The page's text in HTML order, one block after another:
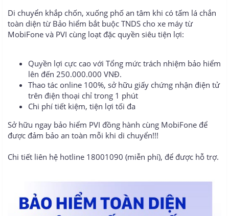
e
r
Di chuyển khắp chốn, xuống phố an tâm khi có tấm lá chắn
toàn diện từ Bảo hiểm bắt buộc TNDS cho xe máy từ
MobiFone và PVI cùng loạt đặc quyền siêu tiện lợi:
Quyền lợi cực cao với Tổng mức trách nhiệm bảo hiểm
lên đến 250.000.000 VNĐ.
Thao tác online 100%, sở hữu giấy chứng nhận điện tử
trên điện thoại chỉ trong 1 phút
Chi phí tiết kiệm, tiện lợi tối đa
Sở hữu ngay bảo hiểm PVI đồng hành cùng MobiFone để
được đảm bảo an toàn mỗi khi di chuyển!!!
Chi tiết liên hệ hotline 18001090 (miễn phí), để được hỗ trợ.